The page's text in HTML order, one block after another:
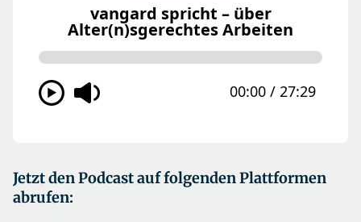
Jetzt den Podcast auf folgenden Plattformen
abrufen: